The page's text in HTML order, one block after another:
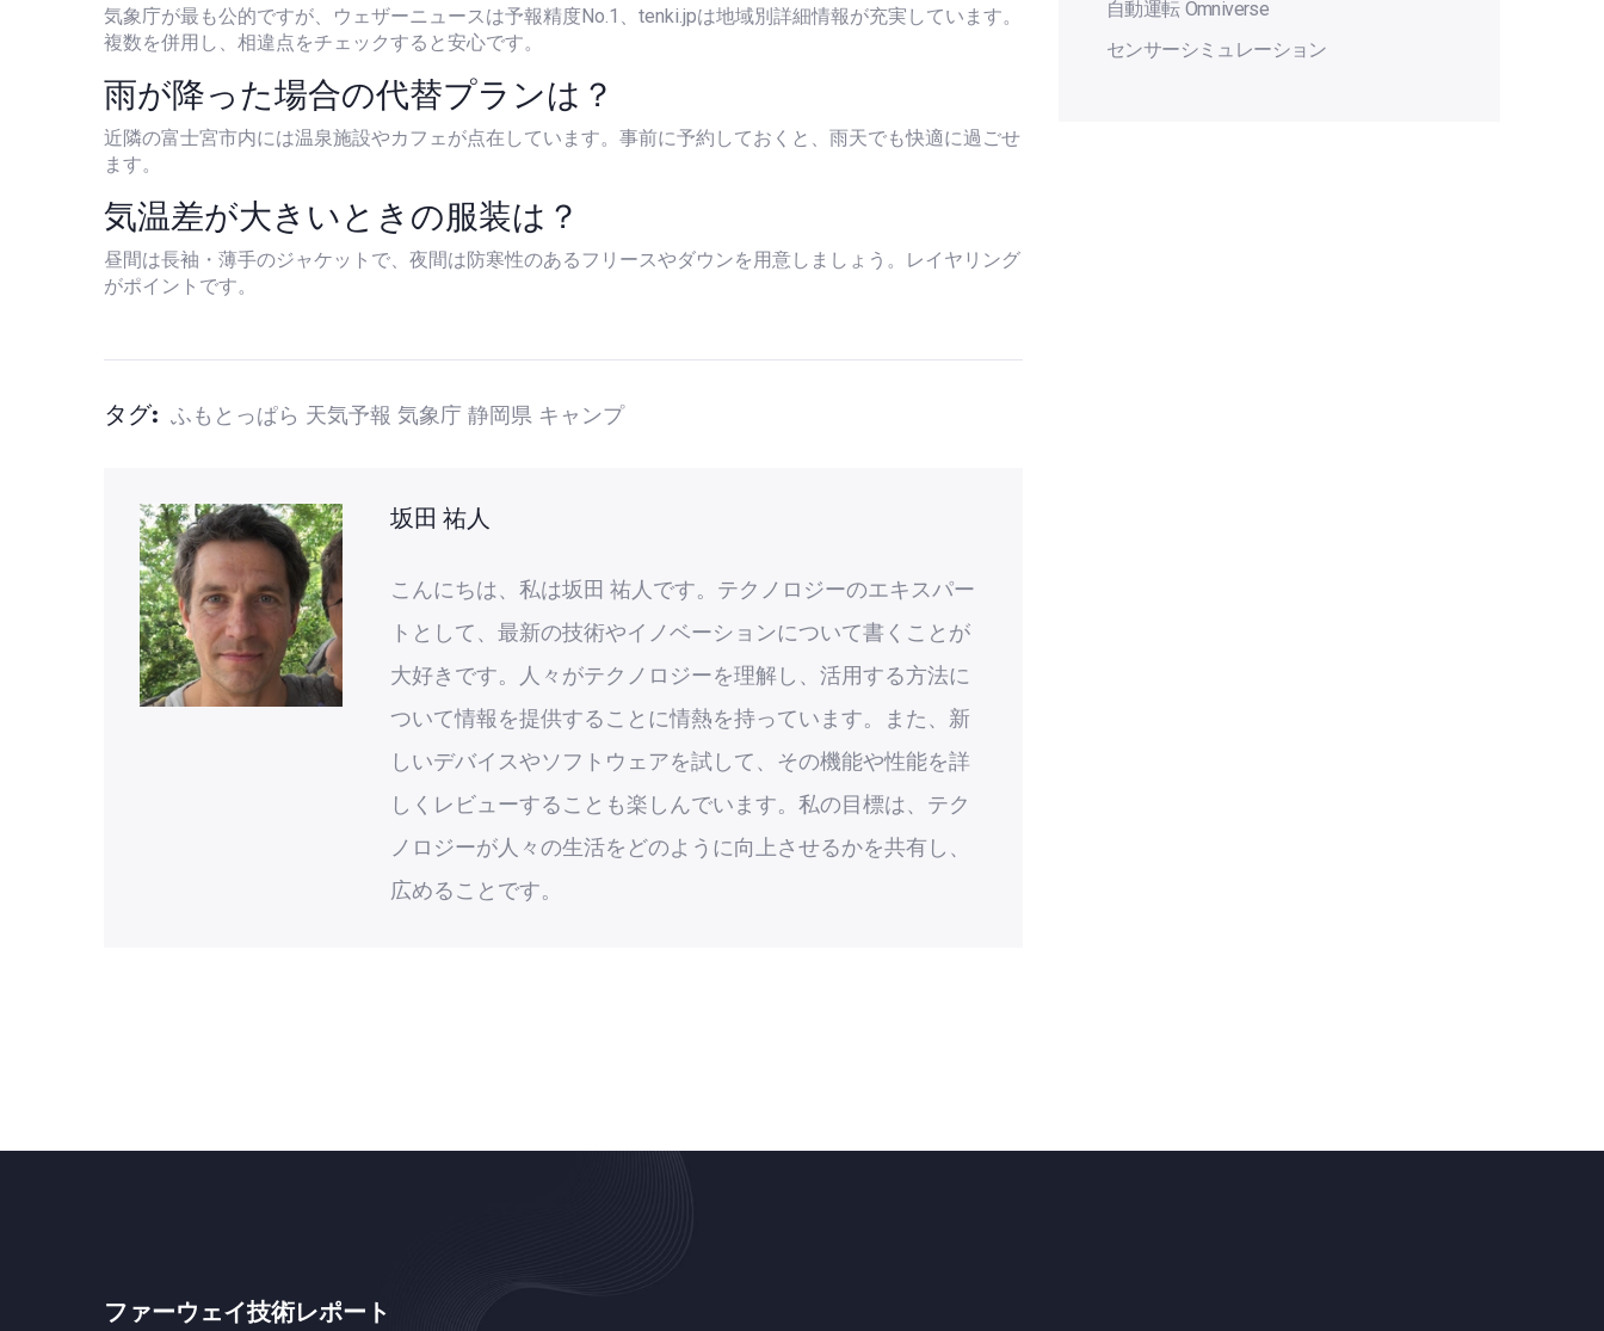
気象庁が最も公的ですが、ウェザーニュースは予報精度No.1、tenki.jpは地域別詳細情報が充実しています。
複数を併用し、相違点をチェックすると安心です。
雨が降った場合の代替プランは？
近隣の富士宮市内には温泉施設やカフェが点在しています。事前に予約しておくと、雨天でも快適に過ごせ
ます。
気温差が大きいときの服装は？
昼間は長袖・薄手のジャケットで、夜間は防寒性のあるフリースやダウンを用意しましょう。レイヤリング
がポイントです。
タグ: ふもとっぱら 天気予報 気象庁 静岡県 キャンプ
坂田 祐人
こんにちは、私は坂田 祐人です。テクノロジーのエキスパー
トとして、最新の技術やイノベーションについて書くことが
大好きです。人々がテクノロジーを理解し、活用する方法に
ついて情報を提供することに情熱を持っています。また、新
しいデバイスやソフトウェアを試して、その機能や性能を詳
しくレビューすることも楽しんでいます。私の目標は、テク
ノロジーが人々の生活をどのように向上させるかを共有し、
広めることです。
自動運転 Omniverse
センサーシミュレーション
ファーウェイ技術レポート